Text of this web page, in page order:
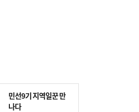
민선9기 지역일꾼 만
나다